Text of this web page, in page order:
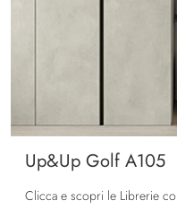
Up&Up Golf A105